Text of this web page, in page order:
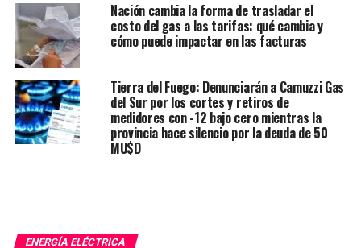
Nación cambia la forma de trasladar el
costo del gas a las tarifas: qué cambia y
cómo puede impactar en las facturas
Tierra del Fuego: Denunciarán a Camuzzi Gas
del Sur por los cortes y retiros de
medidores con -12 bajo cero mientras la
provincia hace silencio por la deuda de 50
MU$D
ENERGÍA ELÉCTRICA